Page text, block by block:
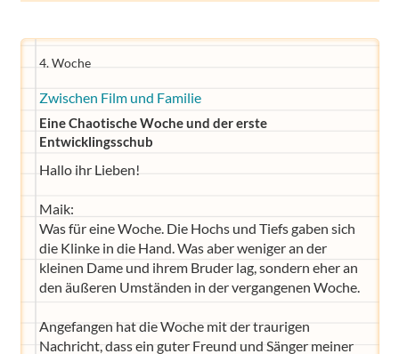
4. Woche
Zwischen Film und Familie
Eine Chaotische Woche und der erste
Entwicklingsschub
Hallo ihr Lieben!
Maik:
Was für eine Woche. Die Hochs und Tiefs gaben sich
die Klinke in die Hand. Was aber weniger an der
kleinen Dame und ihrem Bruder lag, sondern eher an
den äußeren Umständen in der vergangenen Woche.
Angefangen hat die Woche mit der traurigen
Nachricht, dass ein guter Freund und Sänger meiner